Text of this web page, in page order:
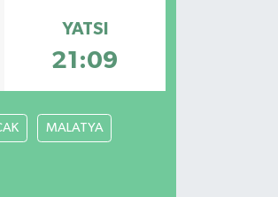
YATSI
21:09
MALATYA